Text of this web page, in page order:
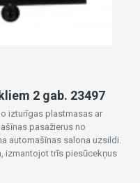
2 gab. 23497
izturīgas plastmasas ar
pasažierus no
automašīnas salona uzsildi.
izmantojot trīs piesūcekņus